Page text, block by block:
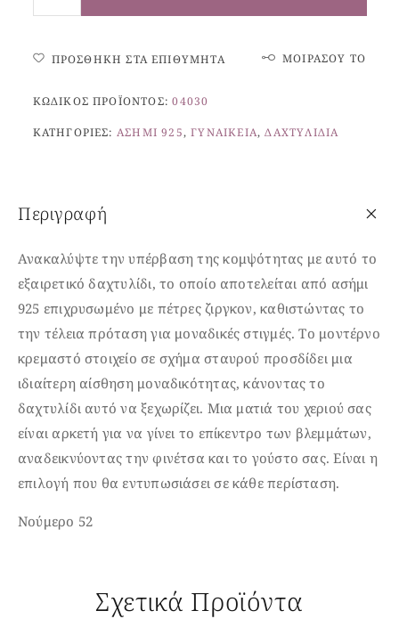
ΠΡΟΣΘΉΚΗ ΣΤΑ ΕΠΙΘΥΜΗΤΆ ΜΟΙΡΆΣΟΥ ΤΟ
ΚΩΔΙΚΌΣ ΠΡΟΪΌΝΤΟΣ:04030
ΚΑΤΗΓΟΡΊΕΣ: ΑΣΉΜΙ 925,ΓΥΝΑΙΚΕΊΑ,ΔΑΧΤΥΛΊΔΙΑ
Περιγραφή
Ανακαλύψτε την υπέρβαση της κομψότητας με αυτό το
εξαιρετικό δαχτυλίδι, το οποίο αποτελείται από ασήμι
925 επιχρυσωμένο με πέτρες ζιργκον, καθιστώντας το
την τέλεια πρόταση για μοναδικές στιγμές. Το μοντέρνο
κρεμαστό στοιχείο σε σχήμα σταυρού προσδίδει μια
ιδιαίτερη αίσθηση μοναδικότητας, κάνοντας το
δαχτυλίδι αυτό να ξεχωρίζει. Μια ματιά του χεριού σας
είναι αρκετή για να γίνει το επίκεντρο των βλεμμάτων,
αναδεικνύοντας την φινέτσα και το γούστο σας. Είναι η
επιλογή που θα εντυπωσιάσει σε κάθε περίσταση.
Νούμερο 52
Σχετικά Προϊόντα